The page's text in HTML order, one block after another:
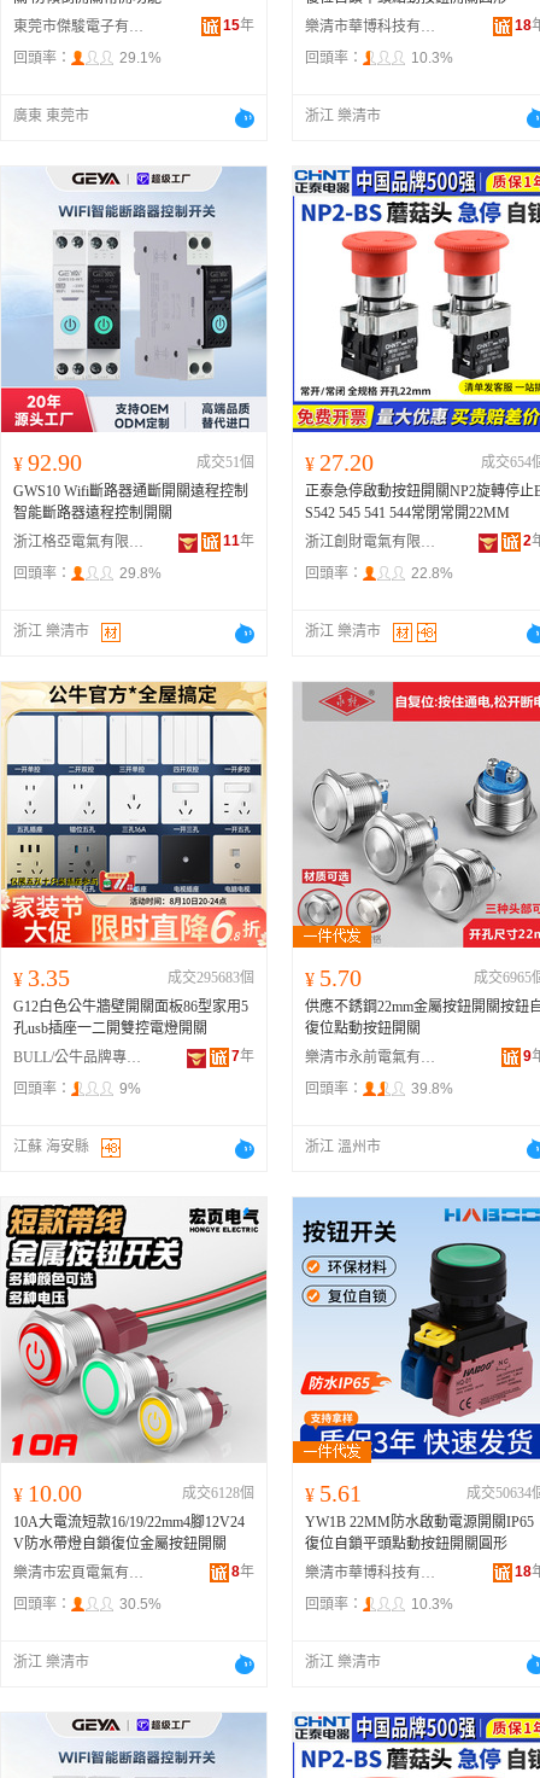
東莞市傑駿電子有限公司
15年
回頭率：
29.1%
廣東 東莞市
樂清市華博科技有限公司
18
回頭率：
10.3%
浙江 樂清市
¥ 92.90
成交51個
GWS10 Wifi斷路器通斷開關遠程控制
智能斷路器遠程控制開關
浙江格亞電氣有限公司
11年
回頭率：
29.8%
浙江 樂清市
¥ 27.20
成交654
正泰急停啟動按鈕開關NP2旋轉停止
S542 545 541 544常閉常開22MM
浙江創財電氣有限公司
2
回頭率：
22.8%
浙江 樂清市
¥ 3.35
成交295683個
G12白色公牛牆壁開關面板86型家用5
孔usb插座一二開雙控電燈開關
BULL/公牛品牌專營店
7年
回頭率：
9%
江蘇 海安縣
¥ 5.70
成交6965
供應不銹鋼22mm金屬按鈕開關按鈕
復位點動按鈕開關
樂清市永前電氣有限公司
9
回頭率：
39.8%
浙江 溫州市
¥ 10.00
成交6128個
10A大電流短款16/19/22mm4腳12V24
V防水帶燈自鎖復位金屬按鈕開關
樂清市宏頁電氣有限公司
8年
回頭率：
30.5%
浙江 樂清市
¥ 5.61
成交50634
YW1B 22MM防水啟動電源開關IP65
復位自鎖平頭點動按鈕開關圓形
樂清市華博科技有限公司
18
回頭率：
10.3%
浙江 樂清市